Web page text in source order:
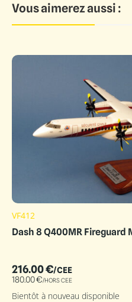
Vous aimerez aussi :
VF412
Dash 8 Q400MR Fireguard
216.00€/CEE
180.00€/HORS CEE
Bientôt à nouveau disponible